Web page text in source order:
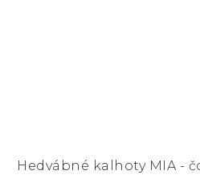
Hedvábné kalhoty MIA -